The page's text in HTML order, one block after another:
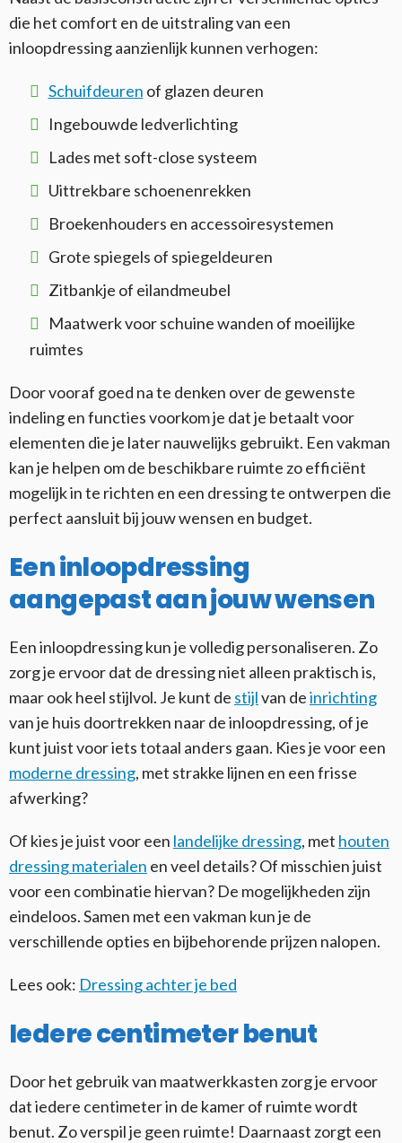
die het comfort en de uitstraling van een
inloopdressing aanzienlijk kunnen verhogen:
Schuifdeuren of glazen deuren
Ingebouwde ledverlichting
Lades met soft-close systeem
Uittrekbare schoenenrekken
Broekenhouders en accessoiresystemen
Grote spiegels of spiegeldeuren
Zitbankje of eilandmeubel
Maatwerk voor schuine wanden of moeilijke
ruimtes
Door vooraf goed na te denken over de gewenste
indeling en functies voorkom je dat je betaalt voor
elementen die je later nauwelijks gebruikt. Een vakman
kan je helpen om de beschikbare ruimte zo efficiënt
mogelijk in te richten en een dressing te ontwerpen die
perfect aansluit bij jouw wensen en budget.
Een inloopdressing
aangepast aan jouw wensen
Een inloopdressing kun je volledig personaliseren. Zo
zorg je ervoor dat de dressing niet alleen praktisch is,
maar ook heel stijlvol. Je kunt de stijlvan deinrichting
van je huis doortrekken naar de inloopdressing, of je
kunt juist voor iets totaal anders gaan. Kies je voor een
moderne dressing, met strakke lijnen en een frisse
afwerking?
Of kies je juist voor een landelijke dressing, met houten
dressing materialen en veel details? Of misschien juist
voor een combinatie hiervan? De mogelijkheden zijn
eindeloos. Samen met een vakman kun je de
verschillende opties en bijbehorende prijzen nalopen.
Lees ook: Dressing achter je bed
Iedere centimeter benut
Door het gebruik van maatwerkkasten zorg je ervoor
dat iedere centimeter in de kamer of ruimte wordt
benut. Zo verspil je geen ruimte! Daarnaast zorgt een